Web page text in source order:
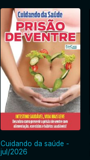
Cuidando da saúde -
jul/2026